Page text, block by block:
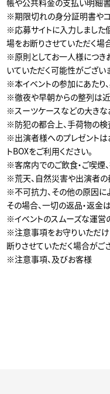
※期限切れの身分証明書やコ
※応募サイトに入力しました
場をお断りさせていただく場
※原則としてお一人様につき
いていただく可能性がござい
※本イベントの参加にあたり
※徹夜や早朝からの整列は近
※スーツケースなどの大きな
※防犯の都合上、手荷物の検
※出演者様へのプレゼントは
トBOXをご利用ください。
※客席内でのご飲食・ご喫煙、
※荒天、自然災害や出演者の
※不可抗力、その他の原因に
その場合、一切の返品・返金
※イベントのスムーズな運営
※注意事項をお守りいただけ
断りさせていただく場合がご
※注意事項、及びお客様